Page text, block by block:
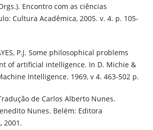
Encontro com as ciências
Cultura Acadêmica, 2005. v. 4. p. 105-
P.J. Some philosophical problems
of artificial intelligence. In D. Michie &
Intelligence. 1969, v 4. 463-502 p.
de Carlos Alberto Nunes.
Nunes. Belém: Editora
2001.